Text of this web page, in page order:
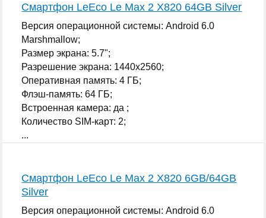
Смартфон LeEco Le Max 2 X820 64GB Silver
Версия операционной системы: Android 6.0
Marshmallow;
Размер экрана: 5.7";
Разрешение экрана: 1440x2560;
Оперативная память: 4 ГБ;
Флэш-память: 64 ГБ;
Встроенная камера: да ;
Количество SIM-карт: 2;
...
Смартфон LeEco Le Max 2 X820 6GB/64GB
Silver
Версия операционной системы: Android 6.0